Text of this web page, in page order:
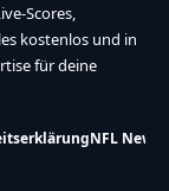
Scores,
kostenlos und in
für deine
NFL News